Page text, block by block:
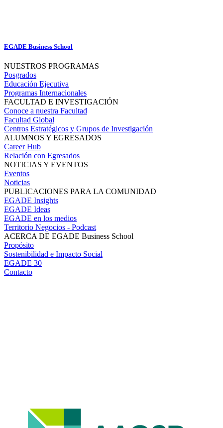
EGADE Business School
NUESTROS PROGRAMAS
Posgrados
Educación Ejecutiva
Programas Internacionales
FACULTAD E INVESTIGACIÓN
Conoce a nuestra Facultad
Facultad Global
Centros Estratégicos y Grupos de Investigación
ALUMNOS Y EGRESADOS
Career Hub
Relación con Egresados
NOTICIAS Y EVENTOS
Eventos
Noticias
PUBLICACIONES PARA LA COMUNIDAD
EGADE Insights
EGADE Ideas
EGADE en los medios
Territorio Negocios - Podcast
ACERCA DE EGADE Business School
Propósito
Sostenibilidad e Impacto Social
EGADE 30
Contacto